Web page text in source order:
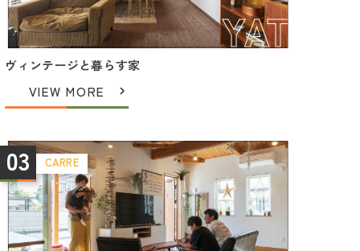
YAT
ヴィンテージと暮らす家
VIEW MORE
03 CARRE